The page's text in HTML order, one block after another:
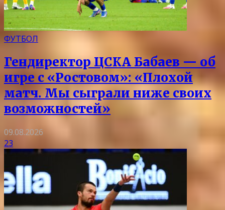
ФУТБОЛ
Гендиректор ЦСКА Бабаев — об
игре с «Ростовом»: «Плохой
матч. Мы сыграли ниже своих
возможностей»
09.08.2026
23